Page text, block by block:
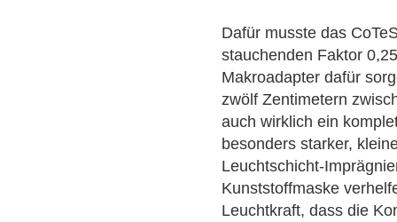
Dafür musste das
stauchenden Faktor
Makroadapter dafür
zwölf Zentimetern
auch wirklich ein
besonders starker,
Leuchtschicht-
Kunststoffmaske
Leuchtkraft, dass die